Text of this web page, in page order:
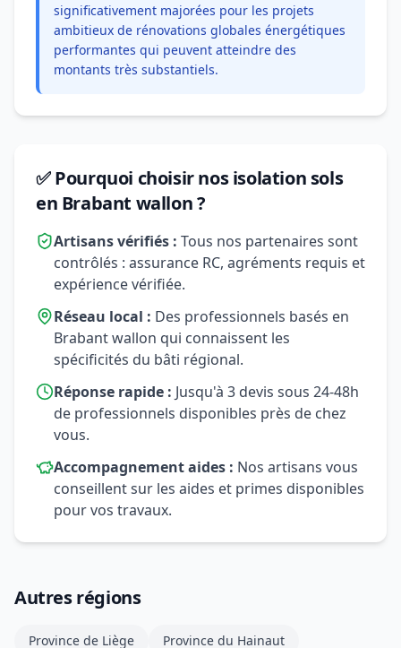
significativement majorées pour les projets
ambitieux de rénovations globales énergétiques
performantes qui peuvent atteindre des
montants très substantiels.
✅ Pourquoi choisir nos isolation sols
en Brabant wallon ?
Artisans vérifiés : Tous nos partenaires sont
contrôlés : assurance RC, agréments requis et
expérience vérifiée.
Réseau local : Des professionnels basés en
Brabant wallon qui connaissent les
spécificités du bâti régional.
Réponse rapide : Jusqu'à 3 devis sous 24-48h
de professionnels disponibles près de chez
vous.
Accompagnement aides : Nos artisans vous
conseillent sur les aides et primes disponibles
pour vos travaux.
Autres régions
Province de Liège Province du Hainaut